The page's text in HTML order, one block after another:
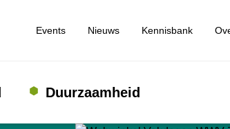
Events Nieuws Kennisbank
Duurzaamheid